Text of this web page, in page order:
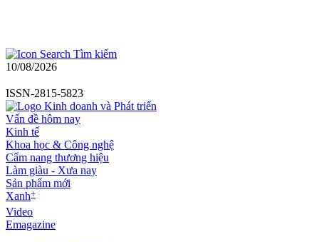
Tìm kiếm
10/08/2026
ISSN-2815-5823
Vấn đề hôm nay
Kinh tế
Khoa học & Công nghệ
Cẩm nang thương hiệu
Làm giàu - Xưa nay
Sản phẩm mới
Xanh+
Video
Emagazine